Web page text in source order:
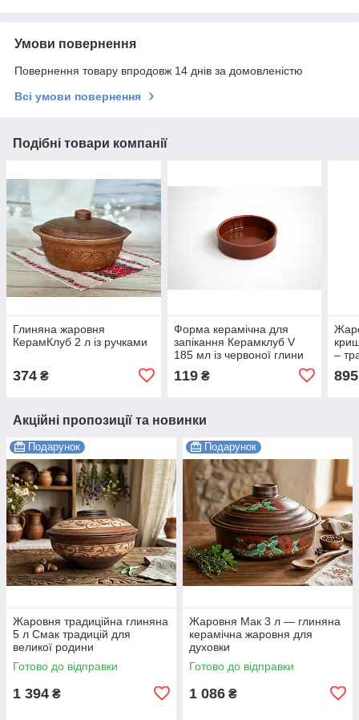
Умови повернення
Повернення товару впродовж 14 днів за домовленістю
Всі умови повернення
Подібні товари компанії
Глиняна жаровня
КерамКлуб 2 л із ручками
374 ₴
Форма керамічна для
запікання Керамклуб V
185 мл із червоної глини
119₴
–
895
Акційні пропозиції та новинки
Подарунок
Жаровня традиційна глиняна
5 л Смак традицій для
великої родини
Готово до відправки
1 394 ₴
Подарунок
Жаровня Мак 3 л — глиняна
керамічна жаровня для
духовки
Готово до відправки
1 086 ₴